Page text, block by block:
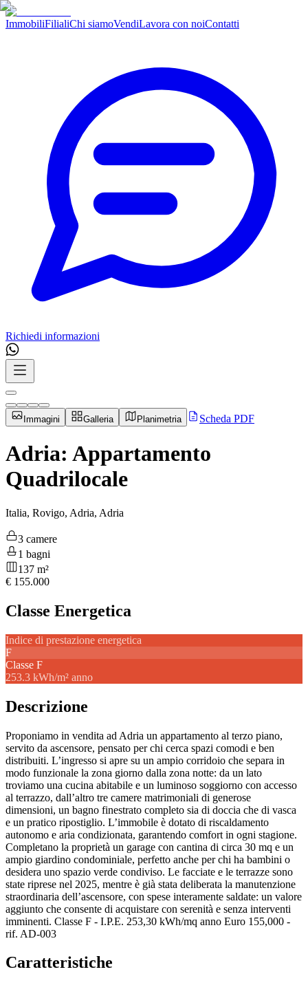
ImmobiliFilialiChi siamoVendiLavora con noiContatti
Richiedi informazioni
Immagini Galleria Planimetria Scheda PDF
Adria: Appartamento
Quadrilocale
Italia, Rovigo, Adria, Adria
3 camere
1 bagni
137 m²
€ 155.000
Classe Energetica
Indice di prestazione energetica
F
Classe F
253.3 kWh/m² anno
Descrizione
Proponiamo in vendita ad Adria un appartamento al terzo piano,
servito da ascensore, pensato per chi cerca spazi comodi e ben
distribuiti. L’ingresso si apre su un ampio corridoio che separa in
modo funzionale la zona giorno dalla zona notte: da un lato
troviamo una cucina abitabile e un luminoso soggiorno con accesso
al terrazzo, dall’altro tre camere matrimoniali di generose
dimensioni, un bagno finestrato completo sia di doccia che di vasca
e un pratico ripostiglio. L’immobile è dotato di riscaldamento
autonomo e aria condizionata, garantendo comfort in ogni stagione.
Completano la proprietà un garage con cantina di circa 30 mq e un
ampio giardino condominiale, perfetto anche per chi ha bambini o
desidera uno spazio verde condiviso. Le facciate e le terrazze sono
state riprese nel 2025, mentre è già stata deliberata la manutenzione
straordinaria dell’ascensore, con spese interamente saldate: un valore
aggiunto che consente di acquistare con serenità e senza interventi
imminenti. Classe F - I.P.E. 253,30 kWh/mq anno Euro 155,000 -
rif. AD-003
Caratteristiche